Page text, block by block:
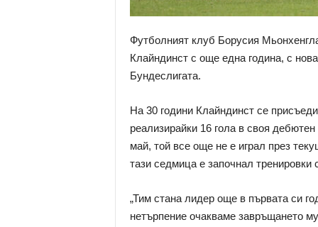
Футболният клуб Борусия
Клайндинст с още една година, с
Бундеслигата.
На 30 години Клайндинст се
реализирайки 16 гола в своя
май, той все още не е играл през
тази седмица е започнал тренировки
„Тим стана лидер още в първата си
нетърпение очакваме завръщането